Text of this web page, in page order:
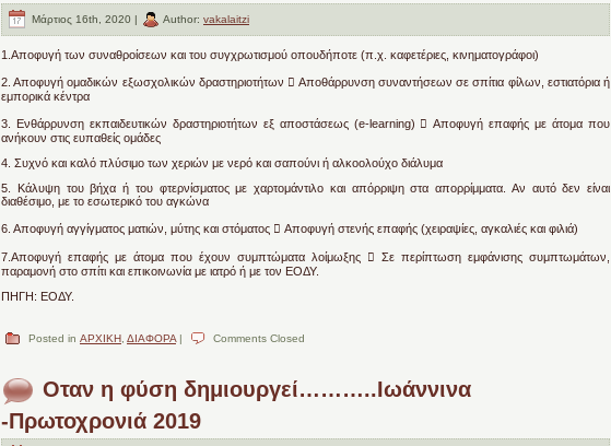
Μάρτιος 16th, 2020 | Author: vakalaitzi
1.Αποφυγή των συναθροίσεων και του συγχρωτισμού οπουδήποτε (π.χ. καφετέριες, κινηματογράφοι)
2. Αποφυγή ομαδικών εξωσχολικών δραστηριοτήτων  Αποθάρρυνση συναντήσεων σε σπίτια φίλων, εστιατόρια ή
εμπορικά κέντρα
3. Ενθάρρυνση εκπαιδευτικών δραστηριοτήτων εξ αποστάσεως (e-learning)  Αποφυγή επαφής με άτομα που
ανήκουν στις ευπαθείς ομάδες
4. Συχνό και καλό πλύσιμο των χεριών με νερό και σαπούνι ή αλκοολούχο διάλυμα
5. Κάλυψη του βήχα ή του φτερνίσματος με χαρτομάντιλο και απόρριψη στα απορρίμματα. Αν αυτό δεν είναι
διαθέσιμο, με το εσωτερικό του αγκώνα
6. Αποφυγή αγγίγματος ματιών, μύτης και στόματος  Αποφυγή στενής επαφής (χειραψίες, αγκαλιές και φιλιά)
7.Αποφυγή επαφής με άτομα που έχουν συμπτώματα λοίμωξης  Σε περίπτωση εμφάνισης συμπτωμάτων,
παραμονή στο σπίτι και επικοινωνία με ιατρό ή με τον ΕΟΔΥ.
ΠΗΓΗ: ΕΟΔΥ.
Posted in ΑΡΧΙΚΗ ΔΙΑΦΟΡΑ | Comments Closed
Οταν η φύση δημιουργεί………..Ιωάννινα
-Πρωτοχρονιά 2019